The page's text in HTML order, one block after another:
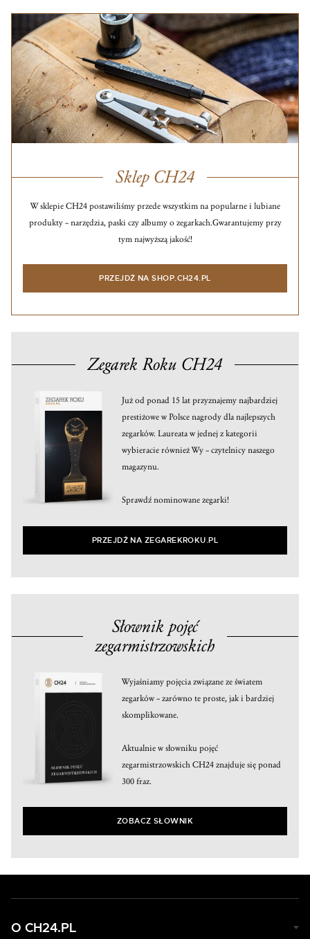
Sklep CH24
W sklepie CH24 postawiliśmy przede wszystkim na popularne i lubiane
produkty – narzędzia, paski czy albumy o zegarkach.Gwarantujemy przy
tym najwyższą jakość!
PRZEJDŹ NA SHOP.CH24.PL
Zegarek Roku CH24
Już od ponad 15 lat przyznajemy najbardziej
prestiżowe w Polsce nagrody dla najlepszych
zegarków. Laureata w jednej z kategorii
wybieracie również Wy – czytelnicy naszego
magazynu.
Sprawdź nominowane zegarki!
PRZEJDŹ NA ZEGAREKROKU.PL
Słownik pojęć
zegarmistrzowskich
Wyjaśniamy pojęcia związane ze światem
zegarków – zarówno te proste, jak i bardziej
skomplikowane.
Aktualnie w słowniku pojęć
zegarmistrzowskich CH24 znajduje się ponad
300 fraz.
ZOBACZ SŁOWNIK
O CH24.PL